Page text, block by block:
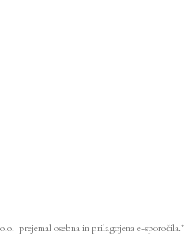
prejemal osebna in prilagojena e-sporočila.*